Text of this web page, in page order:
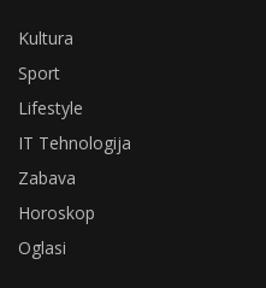
Kultura
Sport
Lifestyle
IT Tehnologija
Zabava
Horoskop
Oglasi